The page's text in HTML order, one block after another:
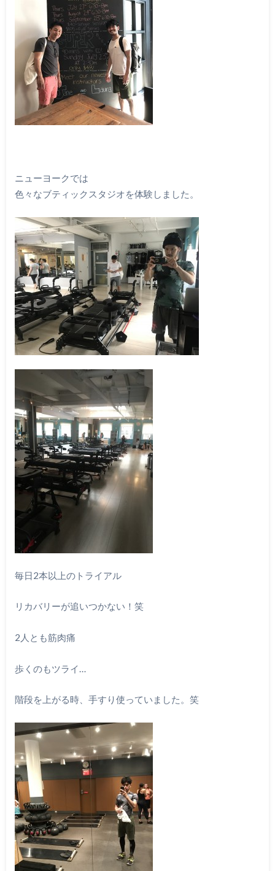
ニューヨークでは
色々なブティックスタジオを体験しました。
毎日2本以上のトライアル
リカバリーが追いつかない！笑
2人とも筋肉痛
歩くのもツライ…
階段を上がる時、手すり使っていました。笑